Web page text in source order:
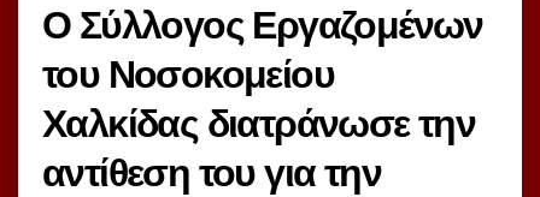
Ο Σύλλογος Εργαζομένων
του Νοσοκομείου
Χαλκίδας διατράνωσε την
αντίθεση του για την